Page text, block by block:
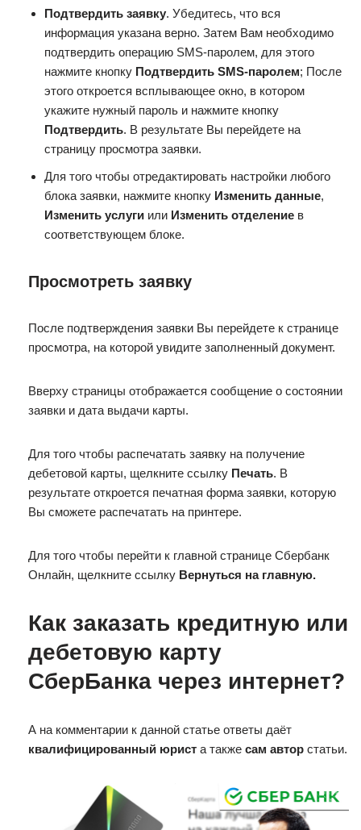
Подтвердить заявку. Убедитесь, что вся
информация указана верно. Затем Вам необходимо
подтвердить операцию SMS-паролем, для этого
нажмите кнопку Подтвердить SMS-паролем; После
этого откроется всплывающее окно, в котором
укажите нужный пароль и нажмите кнопку
Подтвердить. В результате Вы перейдете на
страницу просмотра заявки.
Для того чтобы отредактировать настройки любого
блока заявки, нажмите кнопку Изменить данные,
Изменить услуги или Изменить отделение в
соответствующем блоке.
Просмотреть заявку
После подтверждения заявки Вы перейдете к странице
просмотра, на которой увидите заполненный документ.
Вверху страницы отображается сообщение о состоянии
заявки и дата выдачи карты.
Для того чтобы распечатать заявку на получение
дебетовой карты, щелкните ссылку Печать. В
результате откроется печатная форма заявки, которую
Вы сможете распечатать на принтере.
Для того чтобы перейти к главной странице Сбербанк
Онлайн, щелкните ссылку Вернуться на главную.
Как заказать кредитную или
дебетовую карту
СберБанка через интернет?
А на комментарии к данной статье ответы даёт
квалифицированный юрист а также сам автор статьи.